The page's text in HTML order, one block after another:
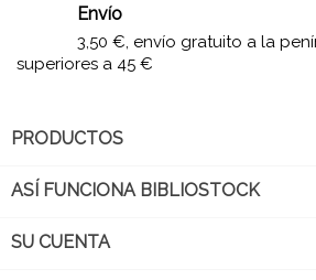
Envío
3,50 €, envío gratuito a la
superiores a 45 €
PRODUCTOS
ASÍ FUNCIONA BIBLIOSTOCK
SU CUENTA